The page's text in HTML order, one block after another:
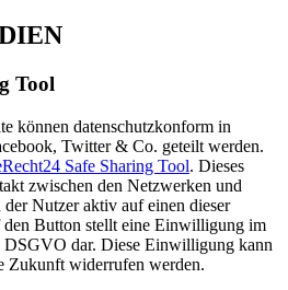
Tool
können datenschutzkonform in
Twitter & Co. geteilt werden.
Safe Sharing Tool. Dieses
zwischen den Netzwerken und
Nutzer aktiv auf einen dieser
Button stellt eine Einwilligung im
DSGVO dar. Diese Einwilligung kann
Zukunft widerrufen werden.